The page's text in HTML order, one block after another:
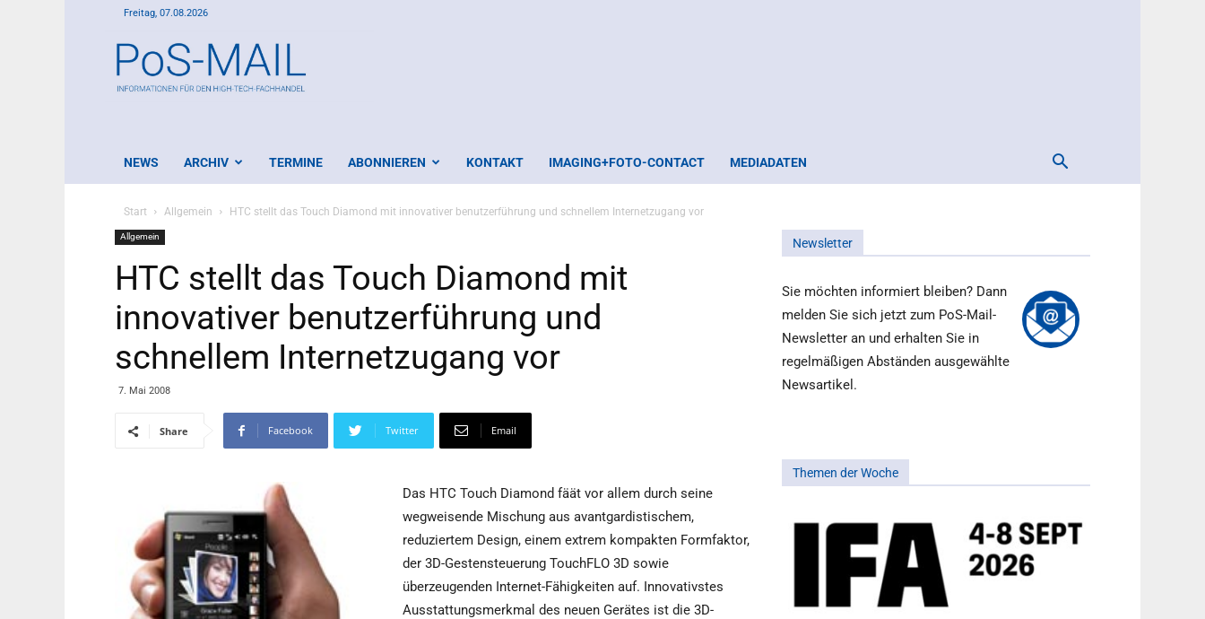
Freitag, 07.08.2026
Mail
NEWS ARCHIV TERMINE ABONNIEREN KONTAKT IMAGING+FOTO-CONTACT MEDIADATEN
Start Allgemein HTC stellt das Touch Diamond mit innovativer benutzerführung und schnellem Internetzugang vor
Allgemein
HTC stellt das Touch Diamond mit
innovativer benutzerführung und
schnellem Internetzugang vor
7. Mai 2008
Share Facebook Twitter Email
Das HTC Touch Diamond fäät vor allem durch seine
wegweisende Mischung aus avantgardistischem,
reduziertem Design, einem extrem kompakten Formfaktor,
der 3D-Gestensteuerung TouchFLO 3D sowie
überzeugenden Internet-Fähigkeiten auf. Innovativstes
Ausstattungsmerkmal des neuen Gerätes ist die 3D-
Newsletter
Sie möchten informiert bleiben? Dann
melden Sie sich jetzt zum PoS-Mail-
Newsletter an und erhalten Sie in
regelmäßigen Abständen ausgewählte
Newsartikel.
Themen der Woche